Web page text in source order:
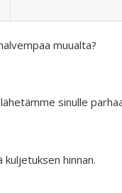
muualta?
sinulle
hinnan.